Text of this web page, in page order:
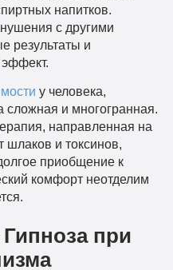
напитков.
с другими
результаты и
у человека,
и многогранная.
направленная на
и токсинов,
приобщение к
комфорт неотделим
при